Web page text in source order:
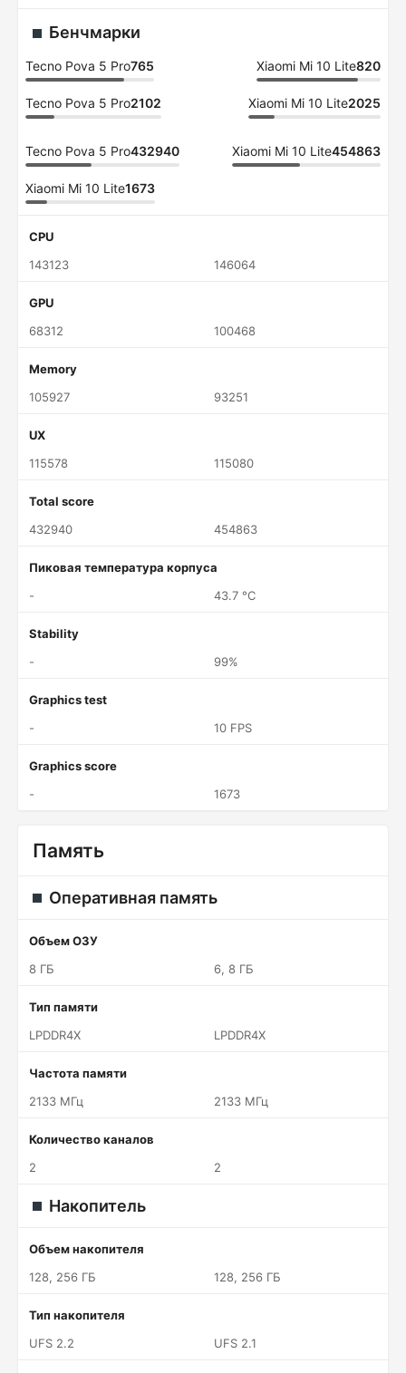
Бенчмарки
Tecno Pova 5 Pro765 Xiaomi Mi 10 Lite820
Tecno Pova 5 Pro2102 Xiaomi Mi 10 Lite2025
Tecno Pova 5 Pro432940 Xiaomi Mi 10 Lite454863
Xiaomi Mi 10 Lite1673
CPU
143123
146064
GPU
68312
100468
Memory
105927
93251
UX
115578
115080
Total score
432940
454863
Пиковая температура корпуса
-
43.7 °C
Stability
-
99%
Graphics test
-
10 FPS
Graphics score
-
1673
Память
Оперативная память
Объем ОЗУ
8 ГБ
6, 8 ГБ
Тип памяти
LPDDR4X
LPDDR4X
Частота памяти
2133 МГц
2133 МГц
Количество каналов
2
2
Накопитель
Объем накопителя
128, 256 ГБ
128, 256 ГБ
Тип накопителя
UFS 2.2
UFS 2.1